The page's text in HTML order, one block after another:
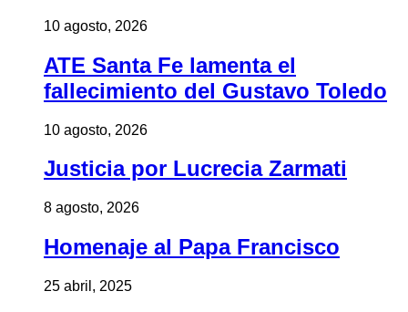
10 agosto, 2026
ATE Santa Fe lamenta el
fallecimiento del Gustavo Toledo
10 agosto, 2026
Justicia por Lucrecia Zarmati
8 agosto, 2026
Homenaje al Papa Francisco
25 abril, 2025